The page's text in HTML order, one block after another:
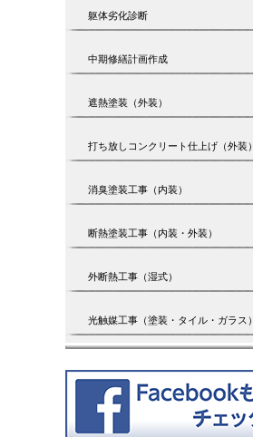
躯体劣化診断
中期修繕計画作成
遮熱塗装（外装）
打ち放しコンクリート仕上げ（外装）
消臭塗装工事（内装）
断熱塗装工事（内装・外装）
外断熱工事（湿式）
光触媒工事（塗装・タイル・ガラス）